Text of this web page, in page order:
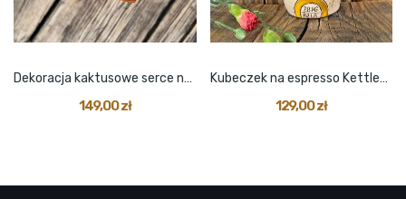
Dekoracja kaktusowe serce na drewienku
149,00 zł
Kubeczek na espresso Kettlebell 28kg
129,00 zł